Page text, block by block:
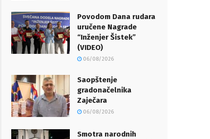
Povodom Dana rudara
uručene Nagrade
“Inženjer Šistek”
(VIDEO)
06/08/2026
Saopštenje
gradonačelnika
Zaječara
06/08/2026
Smotra narodnih